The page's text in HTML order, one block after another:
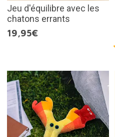
Jeu d'équilibre avec les
chatons errants
19,95€